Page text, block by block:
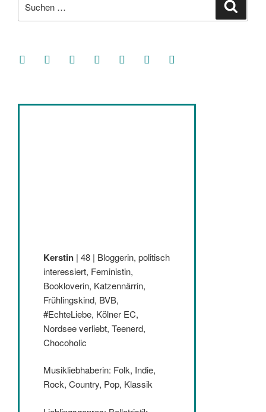
nach:
facebooksoundcloud
twitter mastodoninstagramthreads goodreads
Kerstin | 48 | Bloggerin, politisch
interessiert, Feministin,
Bookloverin, Katzennärrin,
Frühlingskind, BVB,
#EchteLiebe, Kölner EC,
Nordsee verliebt, Teenerd,
Chocoholic
Musikliebhaberin: Folk, Indie,
Rock, Country, Pop, Klassik